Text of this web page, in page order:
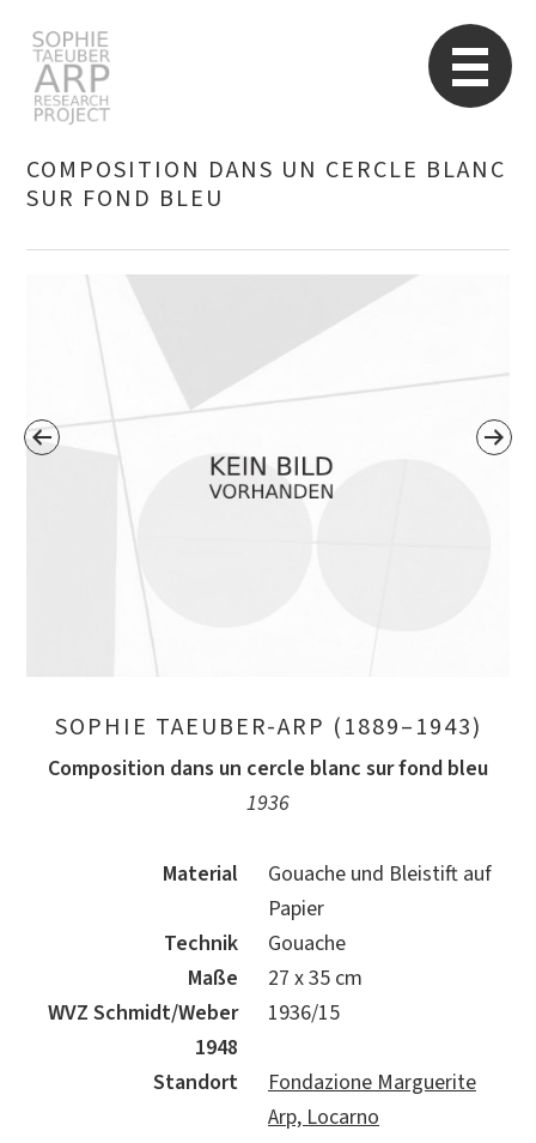
nach:
COMPOSITION DANS UN CERCLE BLANC
SUR FOND BLEU
SOPHIE TAEUBER-ARP (1889–1943)
Composition dans un cercle blanc sur fond bleu
1936
Material
Gouache und Bleistift auf
Papier
Technik
Gouache
Maße
27 x 35 cm
WVZ Schmidt/Weber
1948
1936/15
Standort
Fondazione Marguerite
Arp, Locarno